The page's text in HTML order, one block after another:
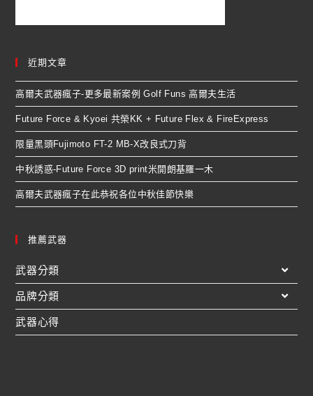
近期文章
高爾夫武器瘋子-更多最新案例 Golf Funs 高爾夫生活
Future Force & Kyoei 共榮KK + Future Flex & FireExpress
限量黑頭Fujimoto FT-2 MB-X改良式刀背
中秋誘惑-Future Force 3D print米開朗基羅一木
高爾夫武器瘋子在此恭祝各位中秋佳節快樂
推薦武器
武器分類
品牌分類
武器心得